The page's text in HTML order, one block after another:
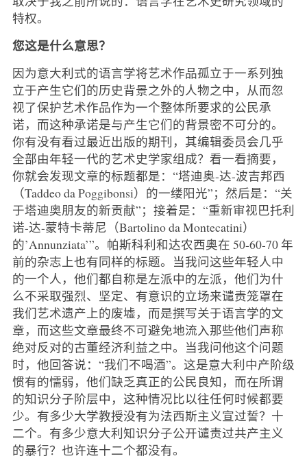
特权。
您这是什么意思？
因为意大利式的语言学将艺术作品孤立于一系列独
立于产生它们的历史背景之外的人物之中，从而忽
视了保护艺术作品作为一个整体所要求的公民承
诺，而这种承诺是与产生它们的背景密不可分的。
你有没有看过最近出版的期刊，其编辑委员会几乎
全部由年轻一代的艺术史学家组成？看一看摘要，
你就会发现文章的标题都是：“塔迪奥-达-波吉邦西
（Taddeo da Poggibonsi）的一缕阳光”；然后是：“关
于塔迪奥朋友的新贡献”；接着是：“重新审视巴托利
诺-达-蒙特卡蒂尼（Bartolino da Montecatini）
的’Annunziata’”。帕斯科利和达农西奥在 50-60-70 年
前的杂志上也有同样的标题。当我问这些年轻人中
的一个人，他们都自称是左派中的左派，他们为什
么不采取强烈、坚定、有意识的立场来谴责笼罩在
我们艺术遗产上的废墟，而是撰写关于语言学的文
章，而这些文章最终不可避免地流入那些他们声称
绝对反对的古董经济利益之中。当我问他这个问题
时，他回答说：“我们不喝酒”。这是意大利中产阶级
惯有的懦弱，他们缺乏真正的公民良知，而在所谓
的知识分子阶层中，这种情况比以往任何时候都要
少。有多少大学教授没有为法西斯主义宣过誓？十
二个。有多少意大利知识分子公开谴责过共产主义
的暴行？也许连十二个都没有。